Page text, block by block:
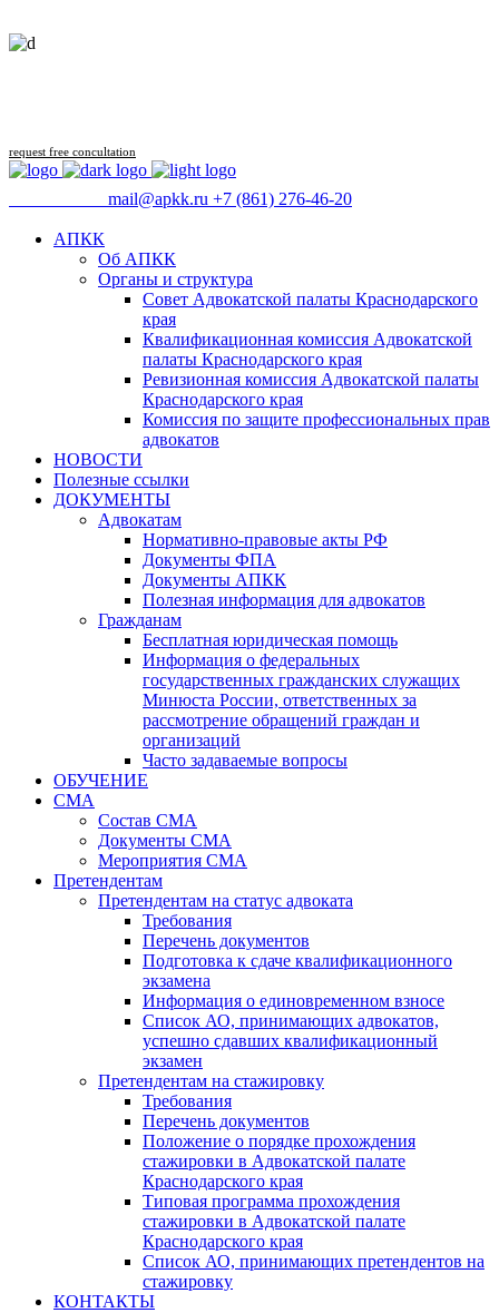
request free concultation
mail@apkk.ru +7 (861) 276-46-20
АПКК
Об АПКК
Органы и структура
Совет Адвокатской палаты Краснодарского
края
Квалификационная комиссия Адвокатской
палаты Краснодарского края
Ревизионная комиссия Адвокатской палаты
Краснодарского края
Комиссия по защите профессиональных прав
адвокатов
НОВОСТИ
Полезные ссылки
ДОКУМЕНТЫ
Адвокатам
Нормативно-правовые акты РФ
Документы ФПА
Документы АПКК
Полезная информация для адвокатов
Гражданам
Бесплатная юридическая помощь
Информация о федеральных
государственных гражданских служащих
Минюста России, ответственных за
рассмотрение обращений граждан и
организаций
Часто задаваемые вопросы
ОБУЧЕНИЕ
СМА
Состав СМА
Документы СМА
Мероприятия СМА
Претендентам
Претендентам на статус адвоката
Требования
Перечень документов
Подготовка к сдаче квалификационного
экзамена
Информация о единовременном взносе
Список АО, принимающих адвокатов,
успешно сдавших квалификационный
экзамен
Претендентам на стажировку
Требования
Перечень документов
Положение о порядке прохождения
стажировки в Адвокатской палате
Краснодарского края
Типовая программа прохождения
стажировки в Адвокатской палате
Краснодарского края
Список АО, принимающих претендентов на
стажировку
КОНТАКТЫ